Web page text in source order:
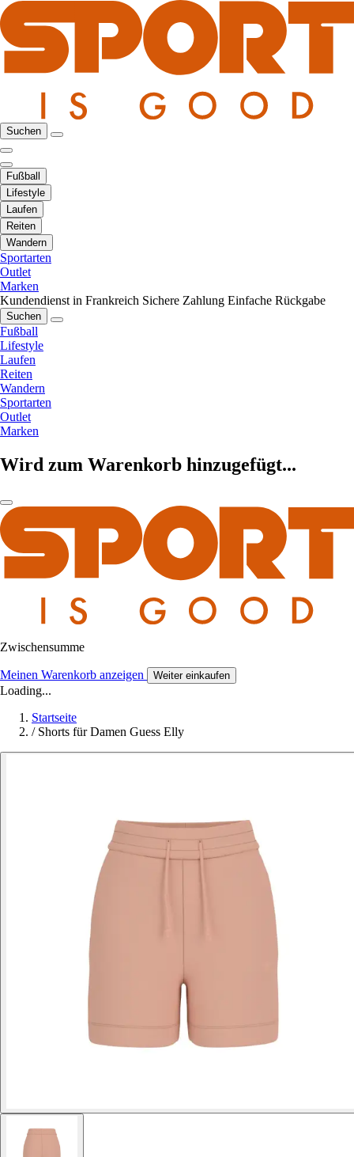
Suchen
Fußball
Lifestyle
Laufen
Reiten
Wandern
Sportarten
Outlet
Marken
Kundendienst in Frankreich Sichere Zahlung Einfache Rückgabe
Suchen
Fußball
Lifestyle
Laufen
Reiten
Wandern
Sportarten
Outlet
Marken
Wird zum Warenkorb hinzugefügt...
Zwischensumme
Meinen Warenkorb anzeigen Weiter einkaufen
Loading...
Startseite
/ Shorts für Damen Guess Elly